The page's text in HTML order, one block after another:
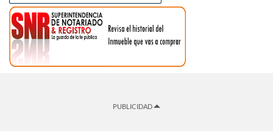
PUBLICIDAD